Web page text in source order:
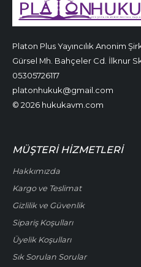
Platon Plus Yayıncılık Anonim
Gürsel Mh. Bahçeler Cd. İlknur
05305726117
platonhukuk@gmail.com
© 2026 hukukavm.com
MÜŞTERI HIZMETLERI
Hakkımızda
Kargo ve Teslimat
Gizlilik ve Güvenlik
Sipariş Koşulları
Üyelik Koşulları
Sık Sorulan Sorular